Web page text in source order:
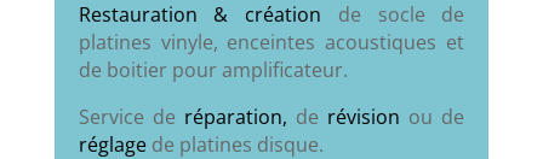
Restauration & création de socle de
platines vinyle, enceintes acoustiques et
de boitier pour amplificateur.
Service de réparation, de révision ou de
réglagede platines disque.